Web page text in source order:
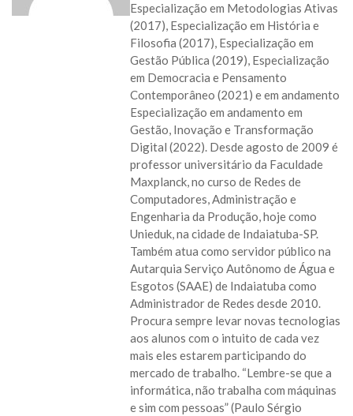
Especialização em Metodologias Ativas
(2017), Especialização em História e
Filosofia (2017), Especialização em
Gestão Pública (2019), Especialização
em Democracia e Pensamento
Contemporâneo (2021) e em andamento
Especialização em andamento em
Gestão, Inovação e Transformação
Digital (2022). Desde agosto de 2009 é
professor universitário da Faculdade
Maxplanck, no curso de Redes de
Computadores, Administração e
Engenharia da Produção, hoje como
Unieduk, na cidade de Indaiatuba-SP.
Também atua como servidor público na
Autarquia Serviço Autônomo de Água e
Esgotos (SAAE) de Indaiatuba como
Administrador de Redes desde 2010.
Procura sempre levar novas tecnologias
aos alunos com o intuito de cada vez
mais eles estarem participando do
mercado de trabalho. “Lembre-se que a
informática, não trabalha com máquinas
e sim com pessoas” (Paulo Sérgio